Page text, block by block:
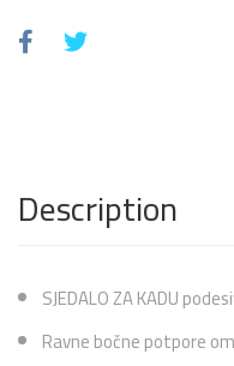
Description
SJEDALO ZA KADU
Ravne bočne potpore